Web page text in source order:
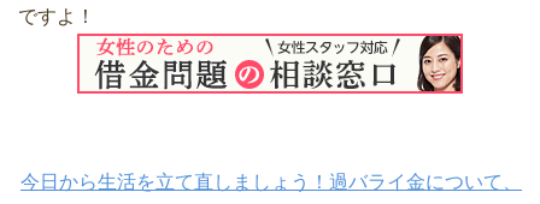
ですよ！
今日から生活を立て直しましょう！過バライ金について、